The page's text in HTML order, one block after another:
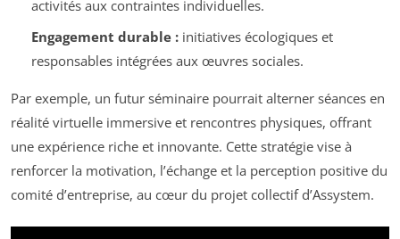
activités aux contraintes individuelles.
Engagement durable :initiatives écologiques et
responsables intégrées aux œuvres sociales.
Par exemple, un futur séminaire pourrait alterner séances en
réalité virtuelle immersive et rencontres physiques, offrant
une expérience riche et innovante. Cette stratégie vise à
renforcer la motivation, l’échange et la perception positive du
comité d’entreprise, au cœur du projet collectif d’Assystem.